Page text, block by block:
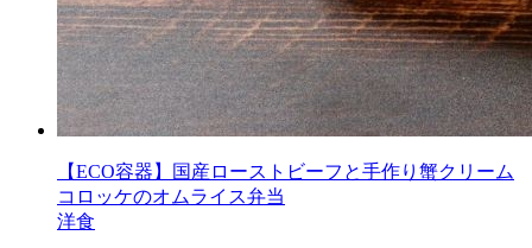
【ECO容器】国産ローストビーフと手作り蟹クリーム
コロッケのオムライス弁当
洋食